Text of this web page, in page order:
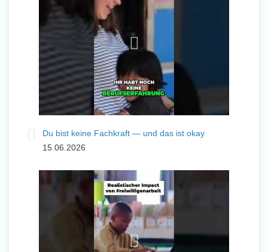
Du bist keine Fachkraft — und das ist okay
15.06.2026